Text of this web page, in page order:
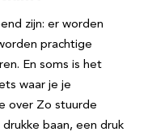
zijn: er worden
prachtige
En soms is het
waar je je
over Zo stuurde
baan, een druk